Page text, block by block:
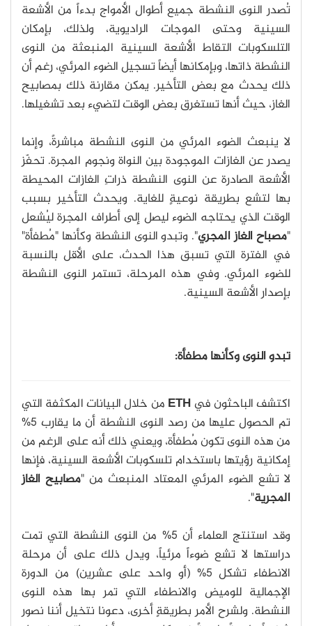
تُصدر النوى النشطة جميع أطوال الأمواج بدءاً من الأشعة
السينية وحتى الموجات الراديوية، ولذلك، بإمكان
التلسكوبات التقاط الأشعة السينية المنبعثة من النوى
النشطة ذاتها، وبإمكانها أيضاً تسجيل الضوء المرئي، رغم أن
ذلك يحدث مع بعض التأخير. يمكن مقارنة ذلك بمصابيح
الغاز، حيث أنها تستغرق بعض الوقت لتضيء بعد تشغيلها.
لا ينبعث الضوء المرئي من النوى النشطة مباشرةً، وإنما
يصدر عن الغازات الموجودة بين النواة ونجوم المجرة. تحفّز
الأشعة الصادرة عن النوى النشطة ذراتِ الغازات المحيطة
بها لتشع بطريقة نوعيةٍ للغاية. ويحدث التأخير بسبب
الوقت الذي يحتاجه الضوء ليصل إلى أطراف المجرة ليُشعل
"مصباح الغاز المجري". وتبدو النوى النشطة وكأنها "مُطفأة"
في الفترة التي تسبق هذا الحدث، على الأقل بالنسبة
للضوء المرئي. وفي هذه المرحلة، تستمر النوى النشطة
بإصدار الأشعة السينية.
تبدو النوى وكأنها مطفأة:
اكتشف الباحثون فيETH
من خلال البيانات المكثفة التي
تم الحصول عليها من رصد النوى النشطة أن ما يقارب 5%
من هذه النوى تكون مُطفأة، ويعني ذلك أنه على الرغم من
إمكانية رؤيتها باستخدام تلسكوبات الأشعة السينية، فإنها
لا تشع الضوء المرئي المعتاد المنبعث من "مصابيح الغاز
المجرية".
وقد استنتج العلماء أن 5% من النوى النشطة التي تمت
دراستها لا تشع ضوءاً مرئياً، ويدل ذلك على أن مرحلة
الانطفاء تشكل 5% (أو واحد على عشرين) من الدورة
الإجمالية للوميض والانطفاء التي تمر بها هذه النوى
النشطة. ولشرح الأمر بطريقةٍ أخرى، دعونا نتخيل أننا نصور